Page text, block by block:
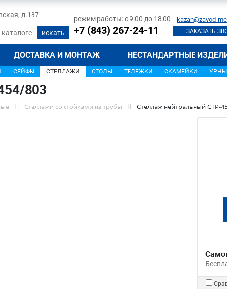
д.187 режим работы: с 9:00 до 18:00
+7 (843) 267-24-11
kazan@zavod-
ЗАКАЗАТЬ
ДОСТАВКА И МОНТАЖ НЕСТАНДАРТНЫЕ
СЕЙФЫ СТЕЛЛАЖИ СТОЛЫ ТЕЛЕЖКИ СКАМЕЙКИ УРНЫ
803
Стеллажи со стойками из трубы Стеллаж нейтральный СТР-